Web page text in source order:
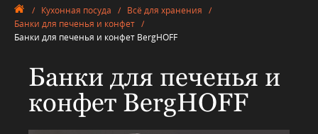
/ Кухонная посуда / Всё для хранения /
Банки для печенья и конфет /
Банки для печенья и конфет BergHOFF
Банки для печенья и
конфет BergHOFF